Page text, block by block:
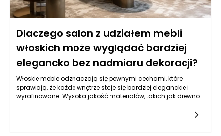
Dlaczego salon z udziałem mebli
włoskich może wyglądać bardziej
elegancko bez nadmiaru dekoracji?
Włoskie meble odznaczają się pewnymi cechami, które
sprawiają, że każde wnętrze staje się bardziej eleganckie i
wyrafinowane. Wysoka jakość materiałów, takich jak drewno
meble, które nie tylko przyciągają wzrok, ale także mają swoją